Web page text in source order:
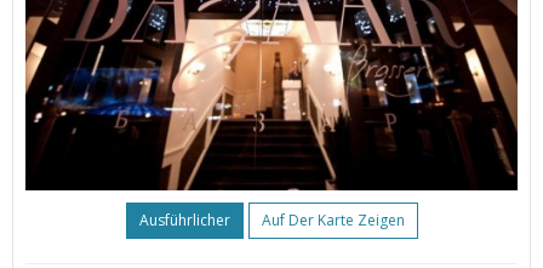
Ausführlicher Auf Der Karte Zeigen